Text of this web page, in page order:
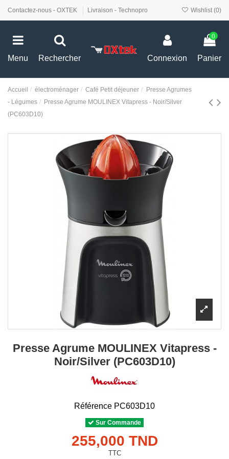
Contactez-nous - OXTEK Livraison - Technopro Wishlist (0)
Menu Rechercher Connexion
0
Panier
Accueil électroménager Café Petit déjeuner
Presse Agrumes
- Légumes
Presse Agrume MOULINEX Vitapress - Noir/Silver
(PC603D10)
Presse Agrume MOULINEX Vitapress -
Noir/Silver (PC603D10)
Référence PC603D10
Sur Commande
255,000 TND
TTC